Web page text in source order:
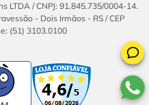
LTDA / CNPJ: 91.845.735/0004-14.
- Dois Irmãos - RS / CEP
(51) 3103.0100